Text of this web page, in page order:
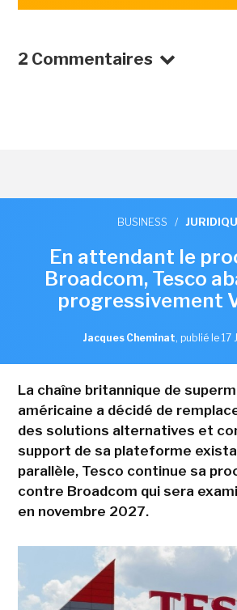
2 Commentaires
BUSINESS /
En attendant le
Broadcom, Tesco
progressivement
Jacques Cheminat, publié le 17
La chaîne britannique de
américaine a décidé de
des solutions alternatives et
support de sa plateforme
parallèle, Tesco continue sa
contre Broadcom qui sera
en novembre 2027.